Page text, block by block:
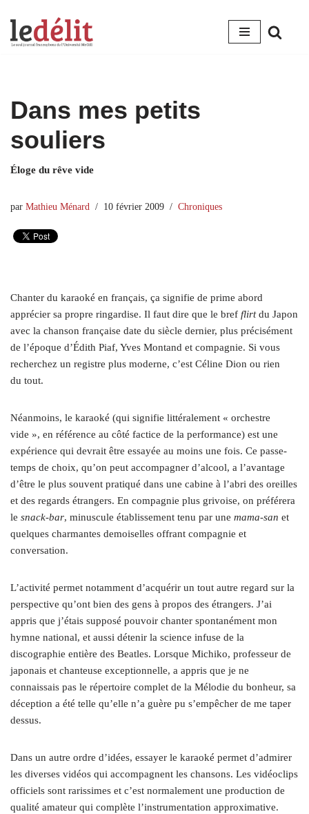
Aller
Dans mes petits
souliers
Éloge du rêve vide
par Mathieu Ménard 10 février 2009 Chroniques
Chanter du karaoké en français, ça signifie de prime abord
apprécier sa propre ringardise. Il faut dire que le bref flirtdu Japon
avec la chanson française date du siècle dernier, plus précisément
de l’époque d’Édith Piaf, Yves Montand et compagnie. Si vous
recherchez un registre plus moderne, c’est Céline Dion ou rien
du tout.
Néanmoins, le karaoké (qui signifie littéralement « orchestre
vide », en référence au côté factice de la performance) est une
expérience qui devrait être essayée au moins une fois. Ce passe-
temps de choix, qu’on peut accompagner d’alcool, a l’avantage
d’être le plus souvent pratiqué dans une cabine à l’abri des oreilles
et des regards étrangers. En compagnie plus grivoise, on préférera
le snack-bar, minuscule établissement tenu par une mama-san et
quelques charmantes demoiselles offrant compagnie et
conversation.
L’activité permet notamment d’acquérir un tout autre regard sur la
perspective qu’ont bien des gens à propos des étrangers. J’ai
appris que j’étais supposé pouvoir chanter spontanément mon
hymne national, et aussi détenir la science infuse de la
discographie entière des Beatles. Lorsque Michiko, professeur de
japonais et chanteuse exceptionnelle, a appris que je ne
connaissais pas le répertoire complet de la Mélodie du bonheur, sa
déception a été telle qu’elle n’a guère pu s’empêcher de me taper
dessus.
Dans un autre ordre d’idées, essayer le karaoké permet d’admirer
les diverses vidéos qui accompagnent les chansons. Les vidéoclips
officiels sont rarissimes et c’est normalement une production de
qualité amateur qui complète l’instrumentation approximative.